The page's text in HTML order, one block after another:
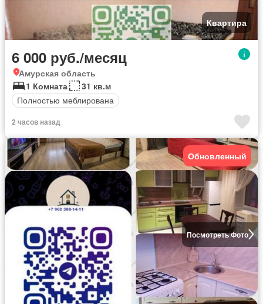
Квартира
6 000 руб./месяц
Амурская область
1 Комната
31 кв.м
Полностью меблирована
2 часов назад
Посмотреть Фото
Обновленный